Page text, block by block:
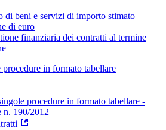
di beni e servizi di importo stimato
di euro
finanziaria dei contratti al termine
in formato tabellare
procedure in formato tabellare -
n. 190/2012